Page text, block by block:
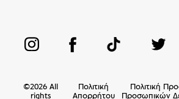
©2026 All
rights
Πολιτική
Απορρήτου
Πολιτική
Προσωπικών